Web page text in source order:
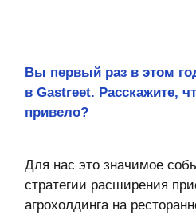
нашей традиционной продукции
мы планируем представить
профессиональному сообществу новый
сыровяленного мяса. Его обычно
говяжьей вырезки или филе, но в
вплоть до страусятины и мяса слона.